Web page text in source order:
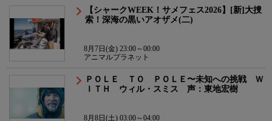
【シャークWEEK！サメフェス2026】[新]大捜
索！深海の黒いアオザメ(二)
8月7日(金) 23:00～00:00
アニマルプラネット
ＰＯＬＥ ＴＯ ＰＯＬＥ〜未知への挑戦 Ｗ
ＩＴＨ ウィル・スミス 声：東地宏樹
8月8日(土) 03:00～04:00